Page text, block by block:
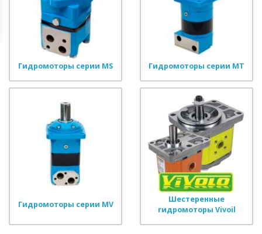
Гидромоторы серии MS Гидромоторы серии MT
Гидромоторы серии MV
Шестеренные
гидромоторы Vivoil